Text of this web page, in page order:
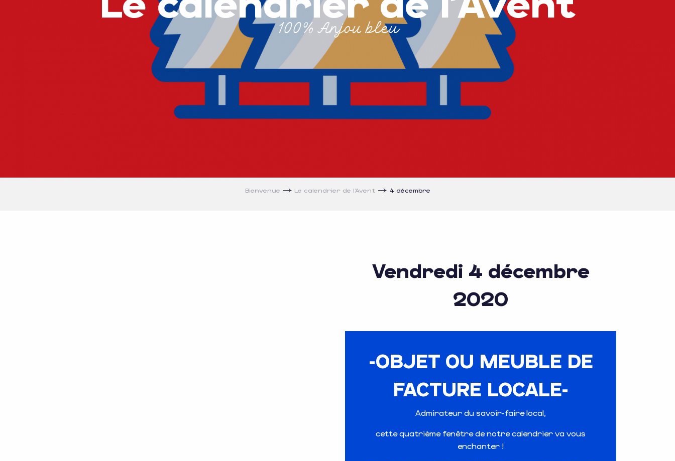
100% Anjou bleu
Bienvenue Le calendrier de l’Avent 4 décembre
Vendredi 4 décembre
2020
-OBJET OU MEUBLE DE
FACTURE LOCALE-
Admirateur du savoir-faire local,
cette quatrième fenêtre de notre calendrier va vous
enchanter !